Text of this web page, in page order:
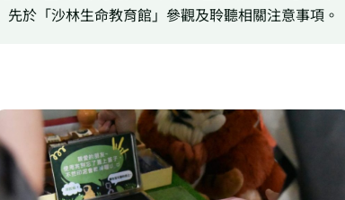
先於「沙林生命教育館」參觀及聆聽相關注意事項。